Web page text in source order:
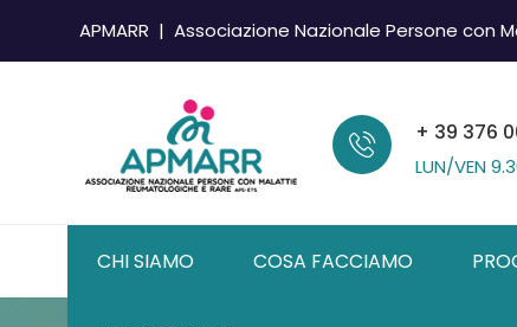
APMARR | Associazione Nazionale Persone con
+ 39 376
LUN/VEN
CHI SIAMO COSA FACCIAMO